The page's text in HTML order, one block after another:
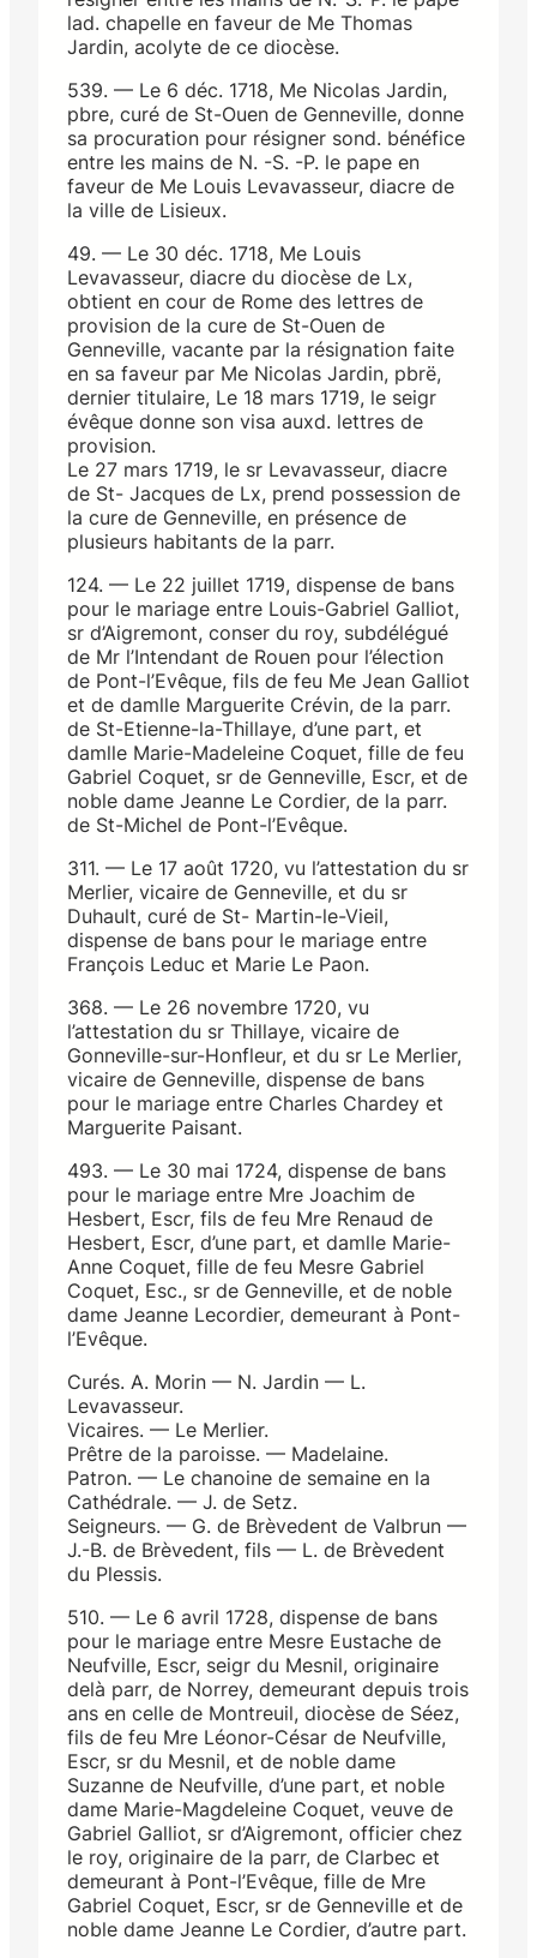
lad. chapelle en faveur de Me Thomas
Jardin, acolyte de ce diocèse.
539. — Le 6 déc. 1718, Me Nicolas Jardin,
pbre, curé de St-Ouen de Genneville, donne
sa procuration pour résigner sond. bénéfice
entre les mains de N. -S. -P. le pape en
faveur de Me Louis Levavasseur, diacre de
la ville de Lisieux.
49. — Le 30 déc. 1718, Me Louis
Levavasseur, diacre du diocèse de Lx,
obtient en cour de Rome des lettres de
provision de la cure de St-Ouen de
Genneville, vacante par la résignation faite
en sa faveur par Me Nicolas Jardin, pbrë,
dernier titulaire, Le 18 mars 1719, le seigr
évêque donne son visa auxd. lettres de
provision.
Le 27 mars 1719, le sr Levavasseur, diacre
de St- Jacques de Lx, prend possession de
la cure de Genneville, en présence de
plusieurs habitants de la parr.
124. — Le 22 juillet 1719, dispense de bans
pour le mariage entre Louis-Gabriel Galliot,
sr d’Aigremont, conser du roy, subdélégué
de Mr l’Intendant de Rouen pour l’élection
de Pont-l’Evêque, fils de feu Me Jean Galliot
et de damlle Marguerite Crévin, de la parr.
de St-Etienne-la-Thillaye, d’une part, et
damlle Marie-Madeleine Coquet, fille de feu
Gabriel Coquet, sr de Genneville, Escr, et de
noble dame Jeanne Le Cordier, de la parr.
de St-Michel de Pont-l’Evêque.
311. — Le 17 août 1720, vu l’attestation du sr
Merlier, vicaire de Genneville, et du sr
Duhault, curé de St- Martin-le-Vieil,
dispense de bans pour le mariage entre
François Leduc et Marie Le Paon.
368. — Le 26 novembre 1720, vu
l’attestation du sr Thillaye, vicaire de
Gonneville-sur-Honfleur, et du sr Le Merlier,
vicaire de Genneville, dispense de bans
pour le mariage entre Charles Chardey et
Marguerite Paisant.
493. — Le 30 mai 1724, dispense de bans
pour le mariage entre Mre Joachim de
Hesbert, Escr, fils de feu Mre Renaud de
Hesbert, Escr, d’une part, et damlle Marie-
Anne Coquet, fille de feu Mesre Gabriel
Coquet, Esc., sr de Genneville, et de noble
dame Jeanne Lecordier, demeurant à Pont-
l’Evêque.
Curés. A. Morin — N. Jardin — L.
Levavasseur.
Vicaires. — Le Merlier.
Prêtre de la paroisse. — Madelaine.
Patron. — Le chanoine de semaine en la
Cathédrale. — J. de Setz.
Seigneurs. — G. de Brèvedent de Valbrun —
J.-B. de Brèvedent, fils — L. de Brèvedent
du Plessis.
510. — Le 6 avril 1728, dispense de bans
pour le mariage entre Mesre Eustache de
Neufville, Escr, seigr du Mesnil, originaire
delà parr, de Norrey, demeurant depuis trois
ans en celle de Montreuil, diocèse de Séez,
fils de feu Mre Léonor-César de Neufville,
Escr, sr du Mesnil, et de noble dame
Suzanne de Neufville, d’une part, et noble
dame Marie-Magdeleine Coquet, veuve de
Gabriel Galliot, sr d’Aigremont, officier chez
le roy, originaire de la parr, de Clarbec et
demeurant à Pont-l’Evêque, fille de Mre
Gabriel Coquet, Escr, sr de Genneville et de
noble dame Jeanne Le Cordier, d’autre part.